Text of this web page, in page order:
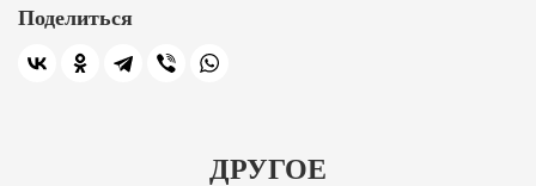
Поделиться
ДРУГОЕ